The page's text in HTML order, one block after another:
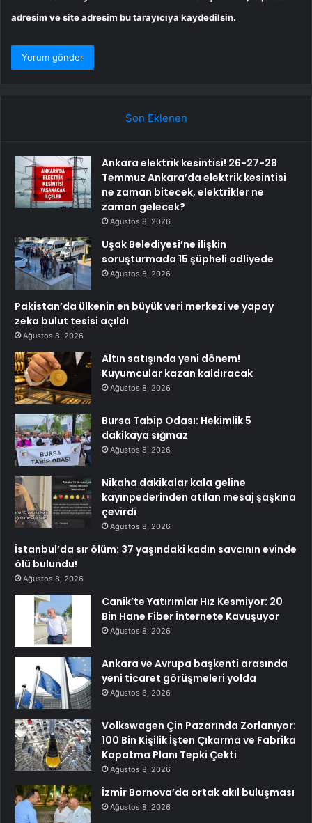
adresim ve site adresim bu tarayıcıya kaydedilsin.
Son Eklenen
Ankara elektrik kesintisi! 26-27-28
Temmuz Ankara’da elektrik kesintisi
ne zaman bitecek, elektrikler ne
zaman gelecek?
Ağustos 8, 2026
Uşak Belediyesi’ne ilişkin
soruşturmada 15 şüpheli adliyede
Ağustos 8, 2026
Pakistan’da ülkenin en büyük veri merkezi ve yapay
zeka bulut tesisi açıldı
Ağustos 8, 2026
Altın satışında yeni dönem!
Kuyumcular kazan kaldıracak
Ağustos 8, 2026
Bursa Tabip Odası: Hekimlik 5
dakikaya sığmaz
Ağustos 8, 2026
Nikaha dakikalar kala geline
kayınpederinden atılan mesaj şaşkına
çevirdi
Ağustos 8, 2026
İstanbul’da sır ölüm: 37 yaşındaki kadın savcının evinde
ölü bulundu!
Ağustos 8, 2026
Canik’te Yatırımlar Hız Kesmiyor: 20
Bin Hane Fiber İnternete Kavuşuyor
Ağustos 8, 2026
Ankara ve Avrupa başkenti arasında
yeni ticaret görüşmeleri yolda
Ağustos 8, 2026
Volkswagen Çin Pazarında Zorlanıyor:
100 Bin Kişilik İşten Çıkarma ve Fabrika
Kapatma Planı Tepki Çekti
Ağustos 8, 2026
İzmir Bornova’da ortak akıl buluşması
Ağustos 8, 2026